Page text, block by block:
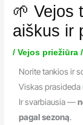
🌱 Vejos
aiškus ir
/Vejos priežiūra
Norite tankios ir
Viskas
Ir svarbiausia —
pagal sezoną.